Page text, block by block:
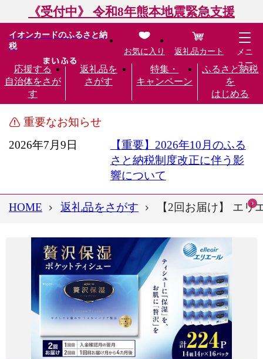
《受付中》 令和8年熊本地震緊急支援
イオンカードのふるさと納
税
応援する
自治体をさが
す
返礼品を
さがす
特集・
キャンペーン
ふるさと納税
を
はじめる
お気に入り 返礼品カート
メニ
ュー
重要なお知らせ
2026年7月9日
【重要】2026年10月のふる
さと納税制度改正に伴う影
響について
HOME 返礼品をさがす 【2回お届け】 エ